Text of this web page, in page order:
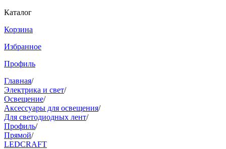
Каталог
Корзина
Избранное
Профиль
Главная/
Электрика и свет/
Освещение/
Аксессуары для освещения/
Для светодиодных лент/
Профиль/
Прямой/
LEDCRAFT